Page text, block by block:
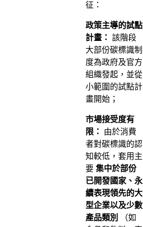
征：
政策主導的試點
計畫： 該階段
大部份碳標識制
度為政府及官方
組織發起，並從
小範圍的試點計
畫開始；
市場接受度有
限： 由於消費
者對碳標識的認
知較低，套用主
要 集中於部份
已開發國家、永
續表現領先的大
型企業以及少數
產品類別
（如